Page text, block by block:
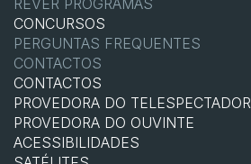
CONCURSOS
PERGUNTAS FREQUENTES
CONTACTOS
CONTACTOS
PROVEDORA DO TELESPECTADOR
PROVEDORA DO OUVINTE
ACESSIBILIDADES